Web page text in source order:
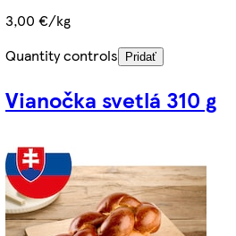
3,00 €/kg
Quantity controls
Pridať
Vianočka svetlá 310 g